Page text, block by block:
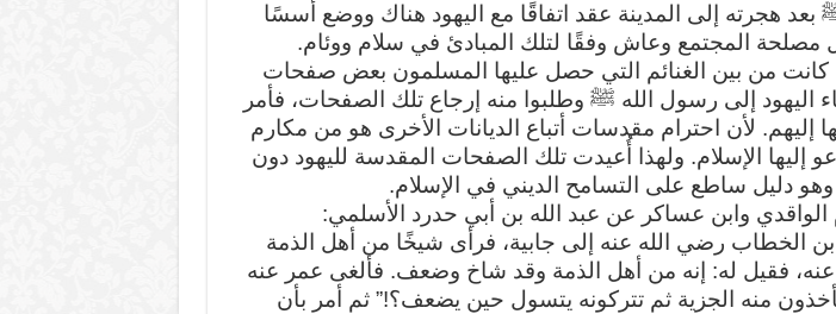
بعد هجرته إلى المدينة عقد اتفاقًا مع اليهود هناك ووضع أسسًا
مصلحة المجتمع وعاش وفقًا لتلك المبادئ في سلام ووئام.
كانت من بين الغنائم التي حصل عليها المسلمون بعض صفحات
اليهود إلى رسول الله ﷺ وطلبوا منه إرجاع تلك الصفحات، فأمر
إليهم. لأن احترام مقدسات أتباع الديانات الأخرى هو من مكارم
إليها الإسلام. ولهذا أُعيدت تلك الصفحات المقدسة لليهود دون
دليل ساطع على التسامح الديني في الإسلام.
الواقدي وابن عساكر عن عبد الله بن أبي حدرد الأسلمي:
الخطاب رضي الله عنه إلى جابية، فرأى شيخًا من أهل الذمة
فقيل له: إنه من أهل الذمة وقد شاخ وضعف. فألغى عمر عنه
منه الجزية ثم تتركونه يتسول حين يضعف؟!” ثم أمر بأن